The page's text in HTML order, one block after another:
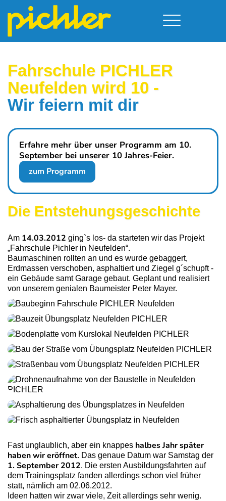
Moped
A - Scheine + Code 111
B - Scheine
BE - Schein + Code 96
Team
Kursorte
Neufelden
Walding
Service
Prüfungstermine
Kontakt
Fahrschule PICHLER
Neufelden wird 10 -
Wir feiern mit dir
Erfahre mehr über unser Programm am 10.
September bei unserer 10 Jahres-Feier.
zum Programm
Die Entstehungsgeschichte
Am 14.03.2012 ging`s los- da starteten wir das Projekt
„Fahrschule Pichler in Neufelden“.
Baumaschinen rollten an und es wurde ge­baggert,
Erdmassen verschoben, asphaltiert und Ziegel g´schupft -
ein Gebäude samt Garage gebaut. Geplant und realisiert
von unserem genialen Baumeister Peter Mayer.
Fast unglaublich, aber ein knappes halbes Jahr später
haben wir eröffnet. Das genaue Datum war Samstag der
1. Sep­tember 2012. Die ersten Ausbildungsfahrten auf
dem Trainingsplatz fanden allerdings schon viel früher
statt, nämlich am 02.06.2012.
Ideen hatten wir zwar viele, Zeit allerdings sehr wenig.